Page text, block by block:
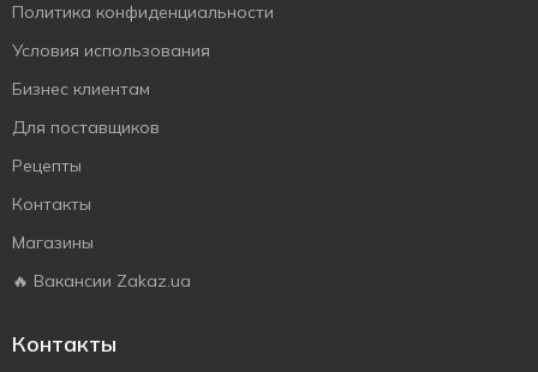
Политика конфиденциальности
Условия использования
Бизнес клиентам
Для поставщиков
Рецепты
Контакты
Магазины
🔥 Вакансии Zakaz.ua
Контакты